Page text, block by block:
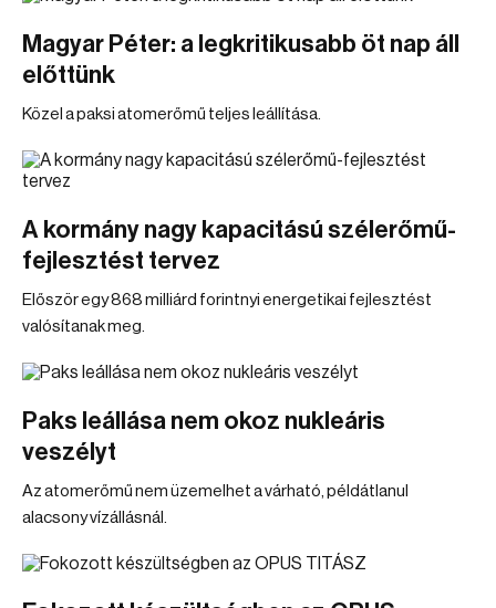
Magyar Péter: a legkritikusabb öt nap áll
előttünk
Közel a paksi atomerőmű teljes leállítása.
A kormány nagy kapacitású szélerőmű-
fejlesztést tervez
Először egy 868 milliárd forintnyi energetikai fejlesztést
valósítanak meg.
Paks leállása nem okoz nukleáris
veszélyt
Az atomerőmű nem üzemelhet a várható, példátlanul
alacsony vízállásnál.